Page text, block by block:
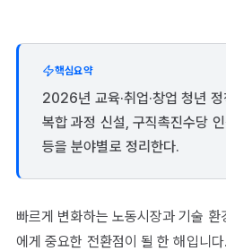
핵심요약
2026년 교육·취업·창업 청년
복합 과정 신설, 구직촉진수당
등을 분야별로 정리한다.
빠르게 변화하는 노동시장과 기술
에게 중요한 전환점이 될 한 해입니다.